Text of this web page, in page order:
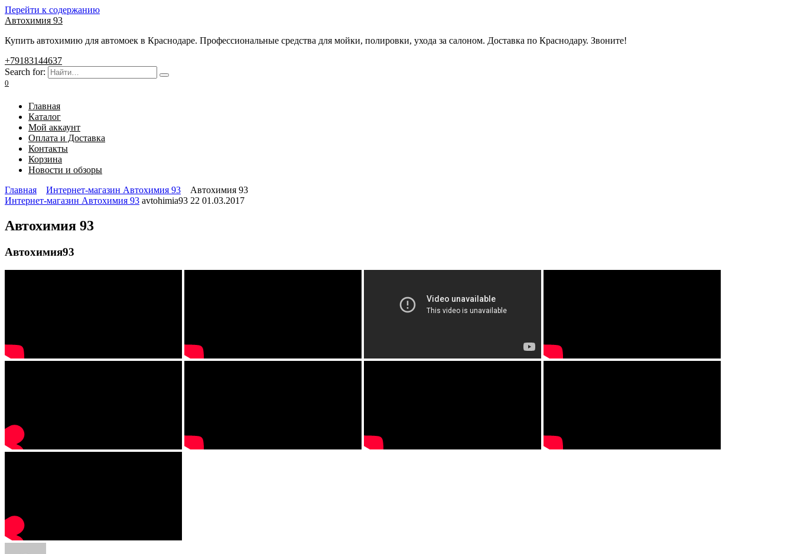
Перейти к содержанию
Автохимия 93
Купить автохимию для автомоек в Краснодаре. Профессиональные средства для мойки, полировки, ухода за салоном. Доставка по Краснодару. Звоните!
+79183144637
Search for:
0
Главная
Каталог
Мой аккаунт
Оплата и Доставка
Контакты
Корзина
Новости и обзоры
Главная
Интернет-магазин Автохимия 93
Автохимия 93
Интернет-магазин Автохимия 93 avtohimia93 22 01.03.2017
Автохимия 93
Автохимия93